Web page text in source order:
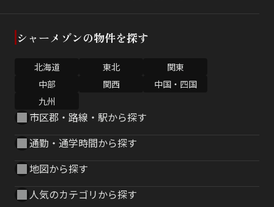
シャーメゾンの物件を探す
北海道 東北
関東
中部
関西
中国・四国
九州
市区郡・路線・駅から探す
通勤・通学時間から探す
地図から探す
人気のカテゴリから探す